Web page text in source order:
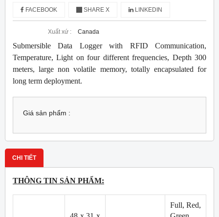
FACEBOOK SHARE X LINKEDIN
Xuất xứ : Canada
Submersible Data Logger with RFID Communication,
Temperature, Light on four different frequencies, Depth 300
meters, large non volatile memory, totally encapsulated for
long term deployment.
Giá sản phẩm :
CHI TIẾT
THÔNG TIN SẢN PHẨM:
Full, Red,